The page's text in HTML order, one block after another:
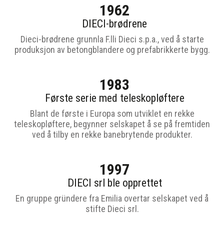
1962
DIECI-brødrene
Dieci-brødrene grunnla F.lli Dieci s.p.a., ved å starte
produksjon av betongblandere og prefabrikkerte bygg.
1983
Første serie med teleskopløftere
Blant de første i Europa som utviklet en rekke
teleskopløftere, begynner selskapet å se på fremtiden
ved å tilby en rekke banebrytende produkter.
1997
DIECI srl ble opprettet
En gruppe gründere fra Emilia overtar selskapet ved å
stifte Dieci srl.